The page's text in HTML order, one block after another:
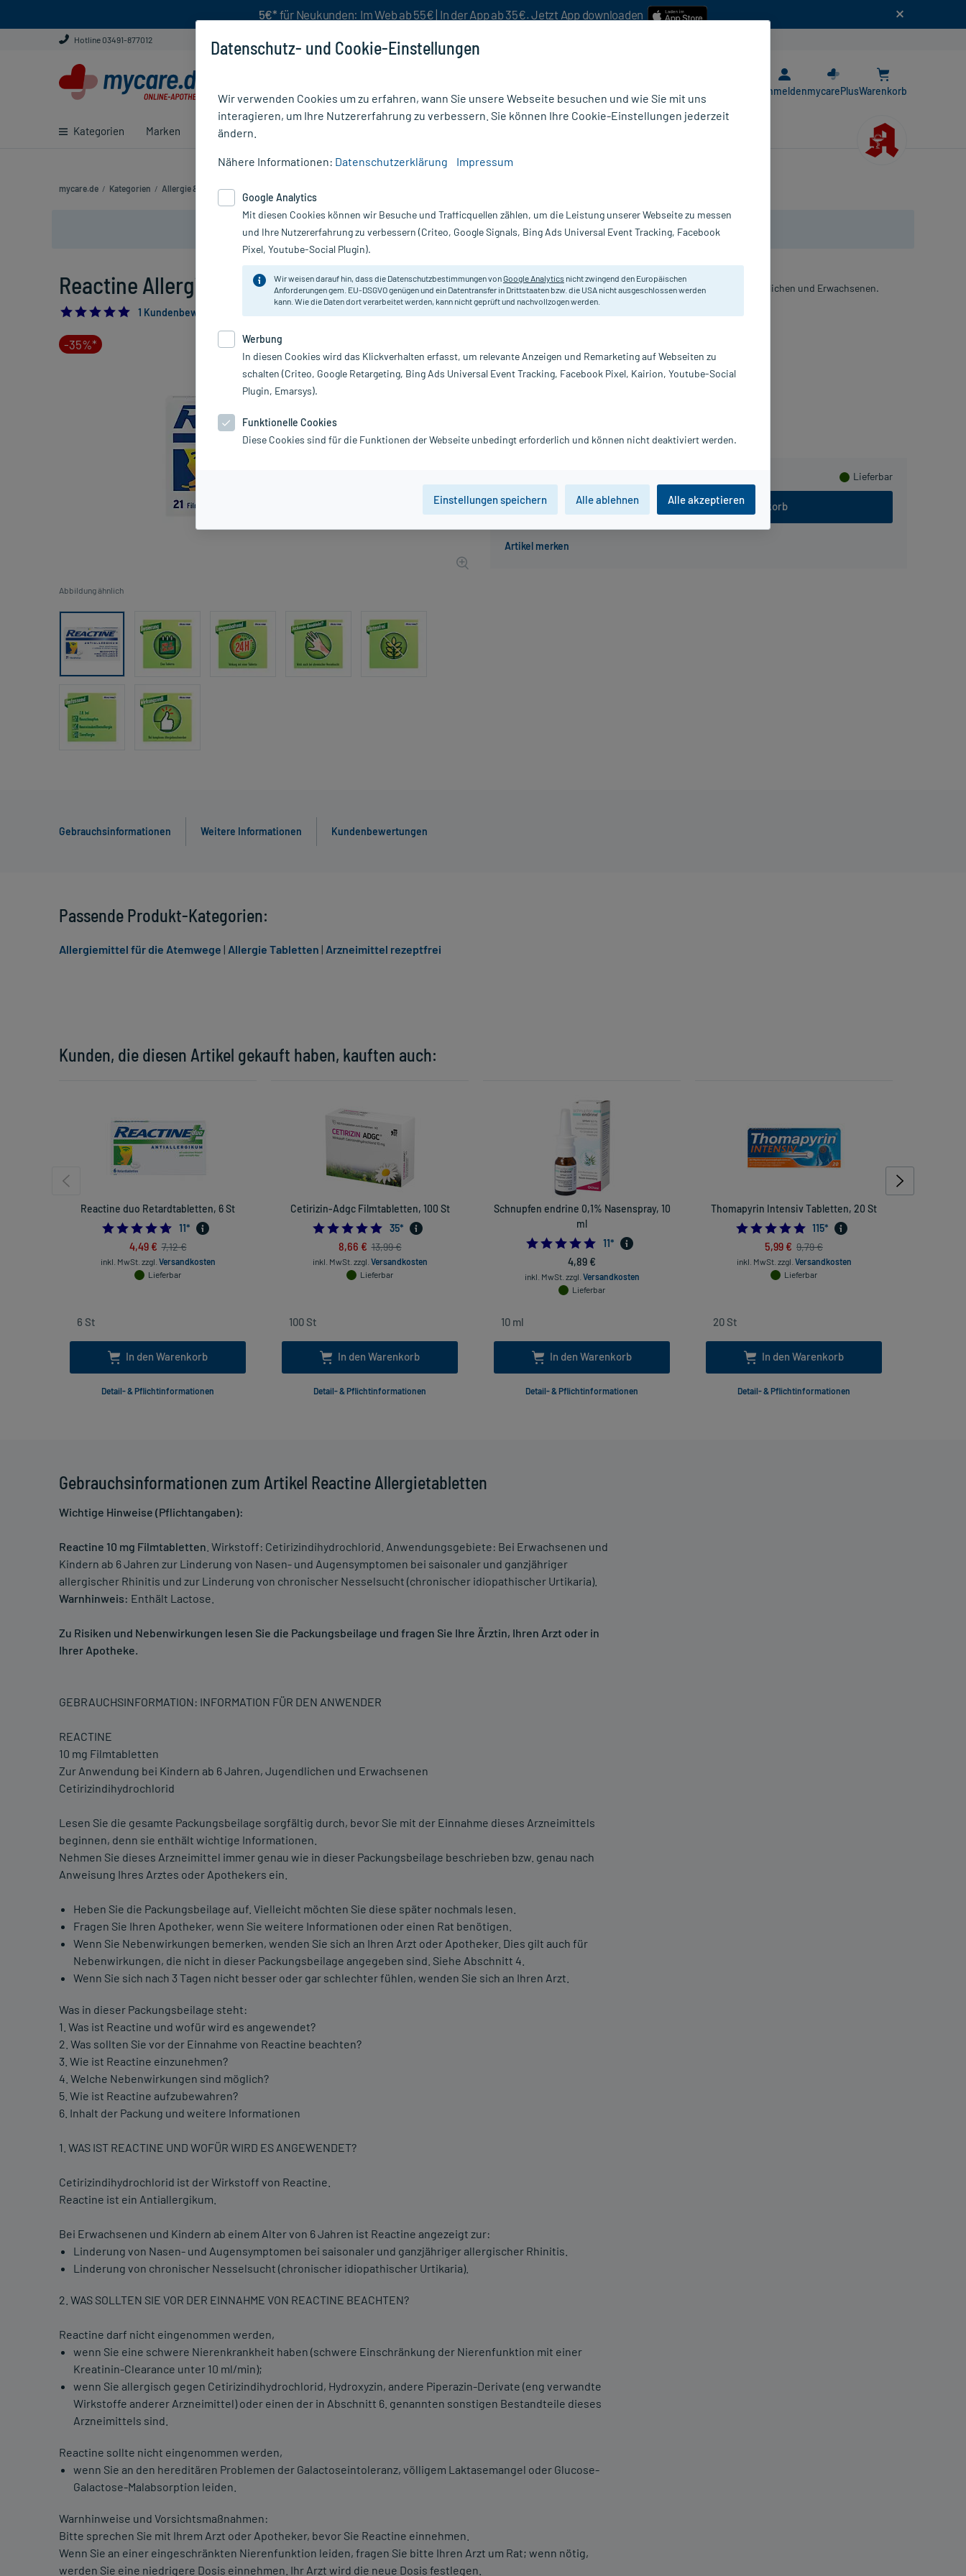
5€* für Neukunden: Im Web ab 55€ | In der App ab 35€. Jetzt App downloaden
Hotline 03491-877012
Kategorien Marken Ratgeber
AnmeldenmycarePlusWarenkorb
mycare.de / Kategorien / Allergie & Heuschnupfen
Nur für kurze Zeit:Gratis-Versand* ab 19€ Mindestbestellwert!
Reactine Allergietabletten, 21 St
5.0
1 Kundenbewertung*
-35%*
Abbildung ähnlich
inkl. MwSt. zzgl.Versandkosten
Lieferbar
In den Warenkorb
Antiallergikum zur Anwendung bei Kindern ab 6 Jahren, Jugendlichen und Erwachsenen.
Darreichung:
Filmtabletten
Hersteller:
Kenvue Germany GmbH (OTC)
Information:
Beipackzettel als PDF
Gebrauchsinformationen Weitere Informationen Kundenbewertungen
Gebrauchsinformationen zum Artikel Reactine Allergietabletten
Wichtige Hinweise (Pflichtangaben):
Reactine 10 mg Filmtabletten . Wirkstoff: Cetirizindihydrochlorid. Anwendungsgebiete: Bei Erwachsenen und
Kindern ab 6 Jahren zur Linderung von Nasen- und Augensymptomen bei saisonaler und ganzjähriger
allergischer Rhinitis und zur Linderung von chronischer Nesselsucht (chronischer idiopathischer Urtikaria).
Warnhinweis: Enthält Lactose.
Zu Risiken und Nebenwirkungen lesen Sie die Packungsbeilage und fragen Sie Ihre Ärztin, Ihren Arzt oder in
Ihrer Apotheke.
GEBRAUCHSINFORMATION: INFORMATION FÜR DEN ANWENDER
REACTINE
10 mg Filmtabletten
Zur Anwendung bei Kindern ab 6 Jahren, Jugendlichen und Erwachsenen
Cetirizindihydrochlorid
Lesen Sie die gesamte Packungsbeilage sorgfältig durch, bevor Sie mit der Einnahme dieses Arzneimittels
beginnen, denn sie enthält wichtige Informationen.
Nehmen Sie dieses Arzneimittel immer genau wie in dieser Packungsbeilage beschrieben bzw. genau nach
Anweisung Ihres Arztes oder Apothekers ein.
Heben Sie die Packungsbeilage auf. Vielleicht möchten Sie diese später nochmals lesen.
Fragen Sie Ihren Apotheker, wenn Sie weitere Informationen oder einen Rat benötigen.
Wenn Sie Nebenwirkungen bemerken, wenden Sie sich an Ihren Arzt oder Apotheker. Dies gilt auch für
Nebenwirkungen, die nicht in dieser Packungsbeilage angegeben sind. Siehe Abschnitt 4.
Wenn Sie sich nach 3 Tagen nicht besser oder gar schlechter fühlen, wenden Sie sich an Ihren Arzt.
Was in dieser Packungsbeilage steht:
1. Was ist Reactine und wofür wird es angewendet?
2. Was sollten Sie vor der Einnahme von Reactine beachten?
3. Wie ist Reactine einzunehmen?
4. Welche Nebenwirkungen sind möglich?
5. Wie ist Reactine aufzubewahren?
6. Inhalt der Packung und weitere Informationen
1. WAS IST REACTINE UND WOFÜR WIRD ES ANGEWENDET?
Cetirizindihydrochlorid ist der Wirkstoff von Reactine.
Reactine ist ein Antiallergikum.
Bei Erwachsenen und Kindern ab einem Alter von 6 Jahren ist Reactine angezeigt zur:
Linderung von Nasen- und Augensymptomen bei saisonaler und ganzjähriger allergischer Rhinitis.
Linderung von chronischer Nesselsucht (chronischer idiopathischer Urtikaria).
2. WAS SOLLTEN SIE VOR DER EINNAHME VON REACTINE BEACHTEN?
Reactine darf nicht eingenommen werden,
wenn Sie eine schwere Nierenkrankheit haben (schwere Einschränkung der Nierenfunktion mit einer
Kreatinin-Clearance unter 10 ml/min);
wenn Sie allergisch gegen Cetirizindihydrochlorid, Hydroxyzin, andere Piperazin-Derivate (eng verwandte
Wirkstoffe anderer Arzneimittel) oder einen der in Abschnitt 6. genannten sonstigen Bestandteile dieses
Arzneimittels sind.
Reactine sollte nicht eingenommen werden,
wenn Sie an den hereditären Problemen der Galactoseintoleranz, völligem Laktasemangel oder Glucose-
Galactose-Malabsorption leiden.
Warnhinweise und Vorsichtsmaßnahmen:
Bitte sprechen Sie mit Ihrem Arzt oder Apotheker, bevor Sie Reactine einnehmen.
Wenn Sie an einer eingeschränkten Nierenfunktion leiden, fragen Sie bitte Ihren Arzt um Rat; wenn nötig,
werden Sie eine niedrigere Dosis einnehmen. Ihr Arzt wird die neue Dosis festlegen.
Kunden, die diesen Artikel gekauft haben, kauften auch:
Reactine duo Retardtabletten, 6 St
4.636363636363637
11*
4,49 € 7,12 €
inkl. MwSt. zzgl. Versandkosten
Lieferbar
In den Warenkorb
Detail- & Pflichtinformationen
Cetirizin-Adgc Filmtabletten, 100 St
4.771428571428571
35*
8,66 € 13,99 €
inkl. MwSt. zzgl. Versandkosten
Lieferbar
In den Warenkorb
Detail- & Pflichtinformationen
Schnupfen endrine 0,1% Nasenspray, 10
ml
5.0
11*
4,89 €
inkl. MwSt. zzgl. Versandkosten
Lieferbar
In den Warenkorb
Detail- & Pflichtinformationen
Thomapyrin Intensiv Tabletten, 20 St
4.913043478260869
115*
5,99 € 9,79 €
inkl. MwSt. zzgl. Versandkosten
Lieferbar
In den Warenkorb
Detail- & Pflichtinformationen
Passende Produkt-Kategorien:
Allergiemittel für die Atemwege | Allergie Tabletten | Arzneimittel rezeptfrei
Datenschutz- und Cookie-Einstellungen
Wir verwenden Cookies um zu erfahren, wann Sie unsere Webseite besuchen und wie Sie mit uns
interagieren, um Ihre Nutzererfahrung zu verbessern. Sie können Ihre Cookie-Einstellungen jederzeit
ändern.
Nähere Informationen: Datenschutzerklärung Impressum
Google Analytics
Mit diesen Cookies können wir Besuche und Trafficquellen zählen, um die Leistung unserer Webseite zu messen
und Ihre Nutzererfahrung zu verbessern (Criteo, Google Signals, Bing Ads Universal Event Tracking, Facebook
Pixel, Youtube-Social Plugin).
Wir weisen darauf hin, dass die Datenschutzbestimmungen vonGoogle Analytics nicht zwingend den Europäischen
Anforderungen gem. EU-DSGVO genügen und ein Datentransfer in Drittstaaten bzw. die USA nicht ausgeschlossen werden
kann. Wie die Daten dort verarbeitet werden, kann nicht geprüft und nachvollzogen werden.
Werbung
In diesen Cookies wird das Klickverhalten erfasst, um relevante Anzeigen und Remarketing auf Webseiten zu
schalten (Criteo, Google Retargeting, Bing Ads Universal Event Tracking, Facebook Pixel, Kairion, Youtube-Social
Plugin, Emarsys).
Funktionelle Cookies
Diese Cookies sind für die Funktionen der Webseite unbedingt erforderlich und können nicht deaktiviert werden.
Einstellungen speichern Alle ablehnen Alle akzeptieren